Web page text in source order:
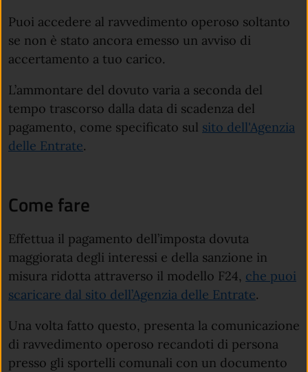
Puoi accedere al ravvedimento operoso soltanto
se non è stato ancora emesso un avviso di
accertamento a tuo carico.
L’ammontare del dovuto varia a seconda del
tempo trascorso dalla data di scadenza del
pagamento, come specificato sul sito dell'Agenzia
delle Entrate(apre in un'altra scheda).
.
Come fare
Effettua il pagamento dell’imposta dovuta
maggiorata degli interessi e della sanzione in
misura ridotta attraverso il modello F24, che puoi
scaricare dal sito dell’Agenzia delle Entrate(apre in
.
Una volta fatto questo, presenta la comunicazione
di ravvedimento operoso recandoti di persona
presso gli sportelli comunali con un documento